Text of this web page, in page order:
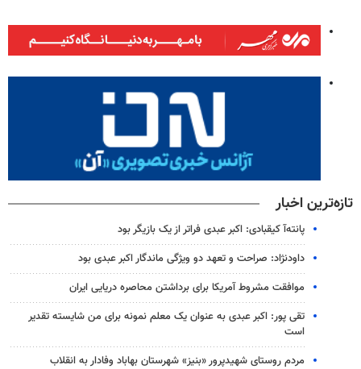
تازه‌ترین اخبار
پانته‌آ کیقبادی: اکبر عبدی فراتر از یک بازیگر بود
داودنژاد: صراحت و تعهد دو ویژگی ماندگار اکبر عبدی بود
موافقت مشروط آمریکا برای برداشتن محاصره دریایی ایران
تقی پور: اکبر عبدی به عنوان یک معلم نمونه برای من شایسته تقدیر
است
مردم روستای شهیدپرور «بنیز» شهرستان بهاباد وفادار به انقلاب